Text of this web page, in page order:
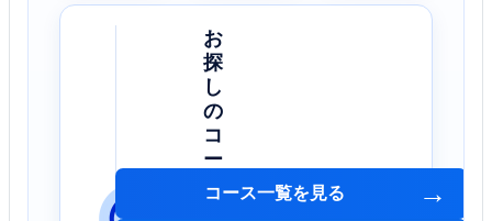
お
探
し
の
コ
ー
ス
が
コース一覧を見る →